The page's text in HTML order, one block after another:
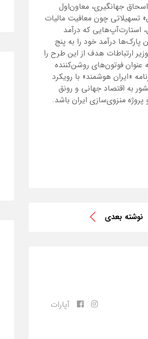
جهانگیری، معاون‌اول
تسهیلاتی چون معافیت مالیات
استارت‌آپ‌هایی که درآمد
این پارک‌ها درآمد خود را به پنج
ارتباطات هدف از این طرح را
عنوان فوتون‌های روشن‌کننده
«ایران هوشمند» با رویکرد
به اقتصاد جهانی و رونق
منزوی‌سازی ایران باشد.
نوشته بعدی
آپارات